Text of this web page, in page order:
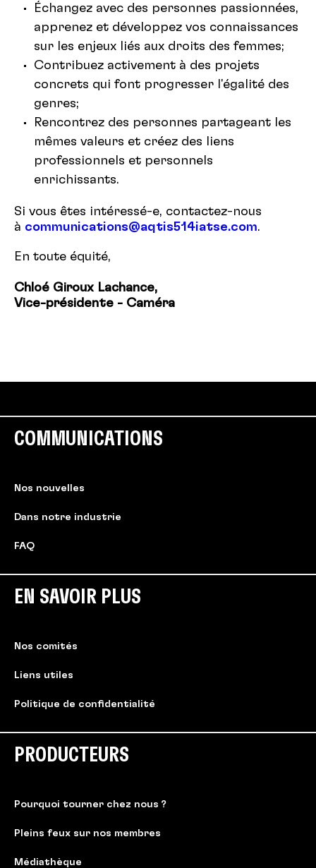
Échangez avec des personnes passionnées,
apprenez et développez vos connaissances
sur les enjeux liés aux droits des femmes;
Contribuez activement à des projets
concrets qui font progresser l'égalité des
genres;
Rencontrez des personnes partageant les
mêmes valeurs et créez des liens
professionnels et personnels
enrichissants.
Si vous êtes intéressé-e, contactez-nous
à communications@aqtis514iatse.com.
En toute équité,
Chloé Giroux Lachance,
Vice-présidente - Caméra
COMMUNICATIONS
Nos nouvelles
Dans notre industrie
FAQ
EN SAVOIR PLUS
Nos comités
Liens utiles
Politique de confidentialité
PRODUCTEURS
Pourquoi tourner chez nous ?
Pleins feux sur nos membres
Médiathèque